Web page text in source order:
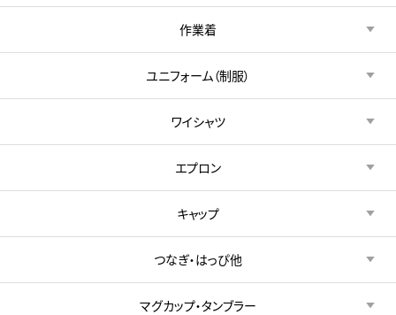
作業着
ユニフォーム（制服）
ワイシャツ
エプロン
キャップ
つなぎ・はっぴ他
マグカップ・タンブラー